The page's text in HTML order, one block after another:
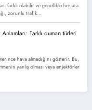
farklı olabilir ve genellikle her ara
zorunlu trafik…
Anlamları: Farklı duman türleri
hava almadığını gösterir. Bu,
yanlış olması veya enjektörler